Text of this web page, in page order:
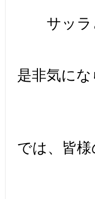
サッ
是非気に
では、皆